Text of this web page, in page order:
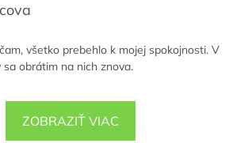
všetko prebehlo k mojej spokojnosti. V
obrátim na nich znova.
ZOBRAZIŤ VIAC